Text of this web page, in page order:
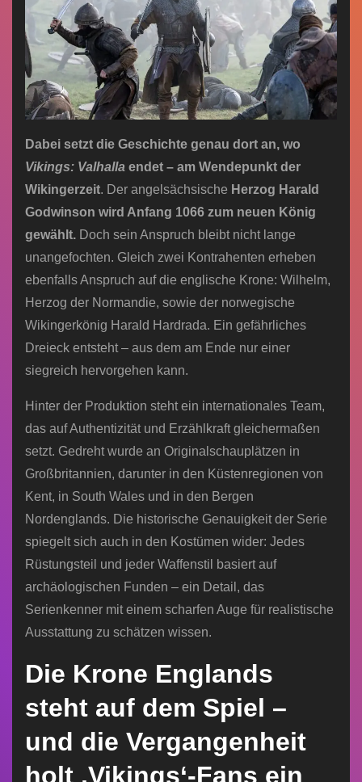
Dabei setzt die Geschichte genau dort an, wo
Vikings: Valhalla endet – am Wendepunkt der
Wikingerzeit. Der angelsächsische Herzog Harald
Godwinson wird Anfang 1066 zum neuen König
gewählt. Doch sein Anspruch bleibt nicht lange
unangefochten. Gleich zwei Kontrahenten erheben
ebenfalls Anspruch auf die englische Krone: Wilhelm,
Herzog der Normandie, sowie der norwegische
Wikingerkönig Harald Hardrada. Ein gefährliches
Dreieck entsteht – aus dem am Ende nur einer
siegreich hervorgehen kann.
Hinter der Produktion steht ein internationales Team,
das auf Authentizität und Erzählkraft gleichermaßen
setzt. Gedreht wurde an Originalschauplätzen in
Großbritannien, darunter in den Küstenregionen von
Kent, in South Wales und in den Bergen
Nordenglands. Die historische Genauigkeit der Serie
spiegelt sich auch in den Kostümen wider: Jedes
Rüstungsteil und jeder Waffenstil basiert auf
archäologischen Funden – ein Detail, das
Serienkenner mit einem scharfen Auge für realistische
Ausstattung zu schätzen wissen.
Die Krone Englands
steht auf dem Spiel –
und die Vergangenheit
holt ‚Vikings‘-Fans ein